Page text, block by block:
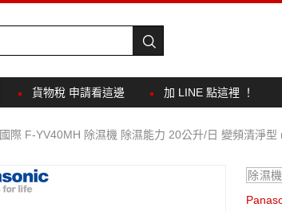
貨物稅 申請看這邊 加 LINE 點這裡 ！
國際 F-YV40MH 除濕機 除濕能力 20公升/日 變頻清淨
除濕機